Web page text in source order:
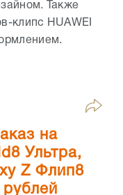
Также
клипс HUAWEI
на
Ультра,
Z Флип8